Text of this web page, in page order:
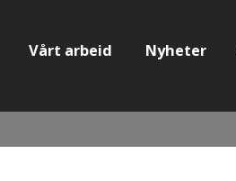
Vårt arbeid Nyheter